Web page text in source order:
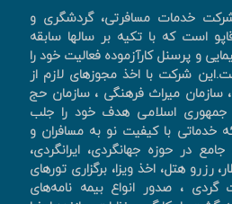
خدمات مسافرتی، گردشگری و
است که با تکیه بر سالها سابقه
و پرسنل کارآزموده فعالیت خود را
کرده است.این شرکت با اخذ مجوزهای لازم از
سازمان میراث فرهنگی ، سازمان حج
جمهوری اسلامی هدف خود را جلب
خدماتی با کیفیت نو به مسافران و
در حوزه جهانگردی، ايرانگردی،
رزرو هتل، اخذ ويزا، برگزاری تورهای
، صدور انواع بیمه نامه‌های